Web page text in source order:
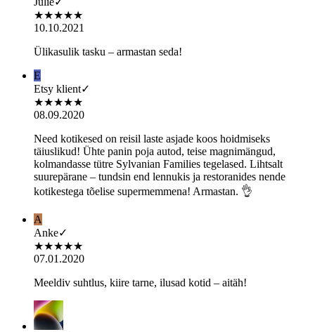
★★★★★
10.10.2021
Ülikasulik tasku – armastan seda!
E
Etsy klient✓
★★★★★
08.09.2020
Need kotikesed on reisil laste asjade koos hoidmiseks
täiuslikud! Ühte panin poja autod, teise magnimängud,
kolmandasse tütre Sylvanian Families tegelased. Lihtsalt
suurepärane – tundsin end lennukis ja restoranides nende
kotikestega tõelise supermemmena! Armastan. 👌
A
Anke✓
★★★★★
07.01.2020
Meeldiv suhtlus, kiire tarne, ilusad kotid – aitäh!